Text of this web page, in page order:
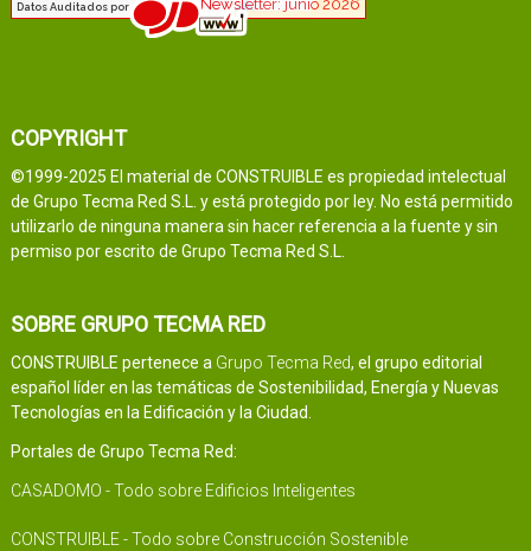
COPYRIGHT
©1999-2025 El material de CONSTRUIBLE es propiedad intelectual
de Grupo Tecma Red S.L. y está protegido por ley. No está permitido
utilizarlo de ninguna manera sin hacer referencia a la fuente y sin
permiso por escrito de Grupo Tecma Red S.L.
SOBRE GRUPO TECMA RED
CONSTRUIBLE pertenece a Grupo Tecma Red, el grupo editorial
español líder en las temáticas de Sostenibilidad, Energía y Nuevas
Tecnologías en la Edificación y la Ciudad.
Portales de Grupo Tecma Red:
CASADOMO - Todo sobre Edificios Inteligentes
CONSTRUIBLE - Todo sobre Construcción Sostenible